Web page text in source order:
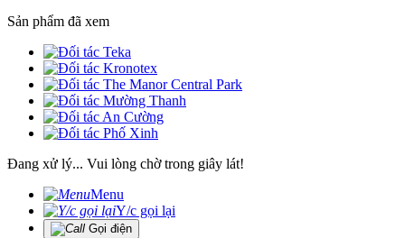
Sản phẩm đã xem
Đang xử lý... Vui lòng chờ trong giây lát!
Menu
Y/c gọi lại
Gọi điện